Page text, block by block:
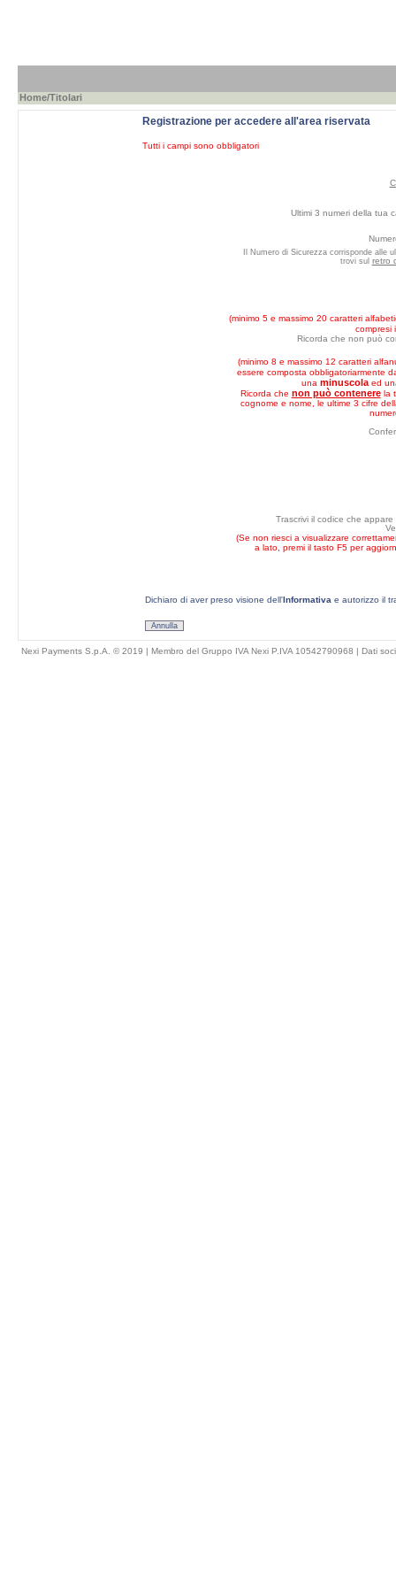
Home/Titolari
Registrazione per accedere all'area riservata
Tutti i campi sono obbligatori
Ultimi 3 numeri della tua
Il Numero di Sicurezza corrisponde alle
trovi sul retro
(minimo 5 e massimo 20 caratteri
compresi
Ricorda che non può
(minimo 8 e massimo 12 caratteri
essere composta obbligatoriarmente
una minuscolaed
Ricorda che non può contenerela
cognome e nome, le ultime 3 cifre
Trascrivi il codice che appare
(Se non riesci a visualizzare
a lato, premi il tasto F5 per
Dichiaro di aver preso visione dell'Informativa e autorizzo il
Annulla
Nexi Payments S.p.A. © 2019 | Membro del Gruppo IVA Nexi P.IVA 10542790968 | Dati